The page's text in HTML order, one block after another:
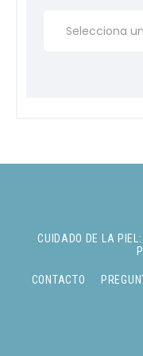
Selecciona
CUIDADO DE LA
CONTACTO